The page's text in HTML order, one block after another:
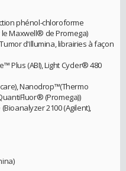
phénol-chloroforme
Maxwell® de Promega)
d'Illumina, librairies à façon
Plus (ABI), Light Cycler® 480
Nanodrop™(Thermo
(Promega))
2100 (Agilent),